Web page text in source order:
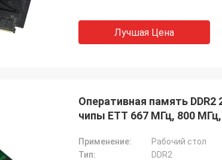
Лучшая Цена
Оперативная память
чипы ETT 667 МГц, 800
Применение:
Рабочий стол
Тип:
DDR2